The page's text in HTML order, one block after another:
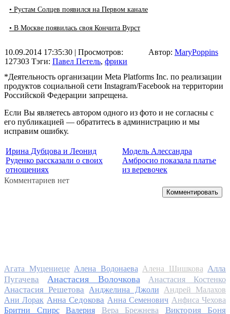
• Рустам Солцев появился на Первом канале
• В Москве появилась своя Кончита Вурст
10.09.2014 17:35:30 | Просмотров:
127303 Тэги: Павел Петель, фрики
Автор: MaryPoppins
*Деятельность организации Meta Platforms Inc. по реализации
продуктов социальной сети Instagram/Facebook на территории
Российской Федерации запрещена.
Если Вы являетесь автором одного из фото и не согласны с
его публикацией — обратитесь в администрацию и мы
исправим ошибку.
Ирина Дубцова и Леонид
Руденко рассказали о своих
отношениях
Модель Алессандра
Амбросио показала платье
из веревочек
Комментариев нет
Комментировать
Агата Муцениеце Алена Водонаева Алена Шишкова Алла
Пугачева
Анастасия Волочкова Анастасия Костенко
Анастасия Решетова Анджелина Джоли
Андрей Малахов
Ани Лорак Анна Седокова Анна Семенович Анфиса Чехова
Бритни Спирс
Валерия Вера Брежнева Виктория Боня